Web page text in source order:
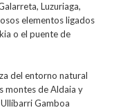
Luzuriaga,
elementos ligados
o el puente de
del entorno natural
montes de Aldaia y
Gamboa